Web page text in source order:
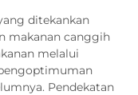
ditekankan
makanan canggih
melalui
Pendekatan